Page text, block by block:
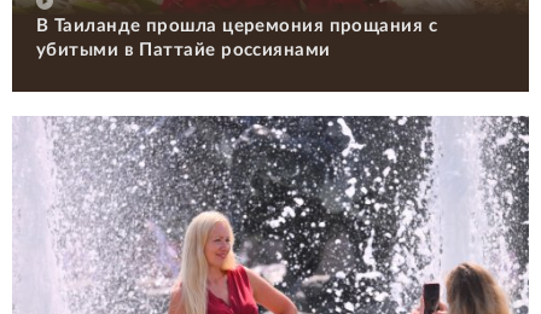
В Таиланде прошла церемония прощания с
убитыми в Паттайе россиянами